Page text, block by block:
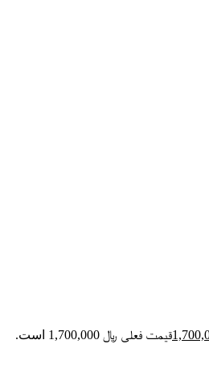
قیمت فعلی ﷼ 1,700,000 است.